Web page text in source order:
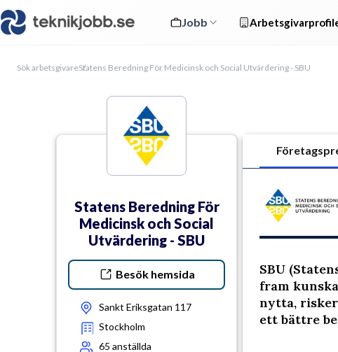
Jobb
Sök arbetsgivareStatens Beredning För Medicinsk och Social Utvärdering - SBU
Statens Beredning För
Medicinsk och Social
Utvärdering - SBU
Besök hemsida
Sankt Eriksgatan 117
Stockholm
65 anställda
SBU
fram
nytta,
ett bättre